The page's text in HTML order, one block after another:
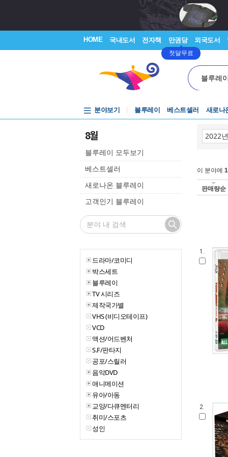
HOME 국내도서 전자책 만권당
첫달무료
외국도서
블루레
분야보기 블루레이 베스트셀러 새로나
8월
블루레이 모두보기
베스트셀러
새로나온 블루레이
고객인기 블루레이
드라마/코미디
박스세트
블루레이
TV 시리즈
제작국가별
VHS (비디오테이프)
VCD
액션/어드벤처
S.F/판타지
공포/스릴러
음악DVD
애니메이션
유아/아동
교양/다큐멘터리
취미/스포츠
성인
이 분야에
판매량순
1.
2.